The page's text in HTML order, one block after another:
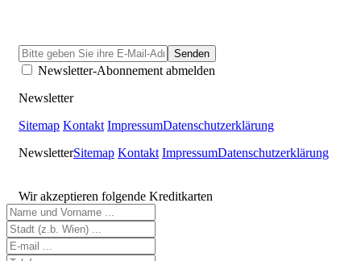
Newsletter-Abonnement abmelden
Newsletter
Sitemap Kontakt ImpressumDatenschutzerklärung
NewsletterSitemap Kontakt ImpressumDatenschutzerklärung
Wir akzeptieren folgende Kreditkarten